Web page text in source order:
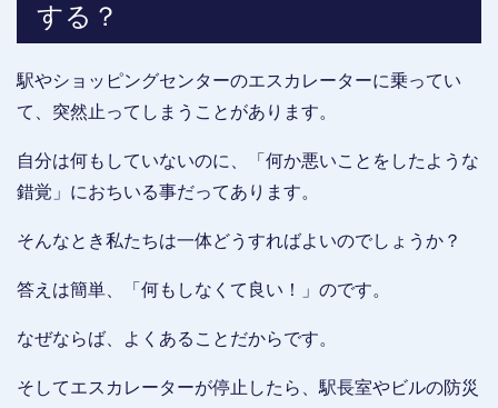
する？
駅やショッピングセンターのエスカレーターに乗ってい
て、突然止ってしまうことがあります。
自分は何もしていないのに、「何か悪いことをしたような
錯覚」におちいる事だってあります。
そんなとき私たちは一体どうすればよいのでしょうか？
答えは簡単、「何もしなくて良い！」のです。
なぜならば、よくあることだからです。
そしてエスカレーターが停止したら、駅長室やビルの防災